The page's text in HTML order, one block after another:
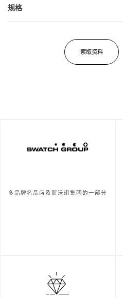
规格
索取资料
多品牌名品店及斯沃琪集团的一部分